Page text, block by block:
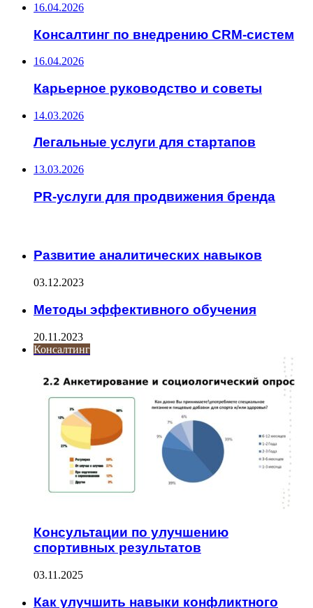
16.04.2026
Консалтинг по внедрению CRM-систем
16.04.2026
Карьерное руководство и советы
14.03.2026
Легальные услуги для стартапов
13.03.2026
PR-услуги для продвижения бренда
Развитие аналитических навыков
03.12.2023
Методы эффективного обучения
20.11.2023
Консалтинг
Консультации по улучшению
спортивных результатов
03.11.2025
Как улучшить навыки конфликтного